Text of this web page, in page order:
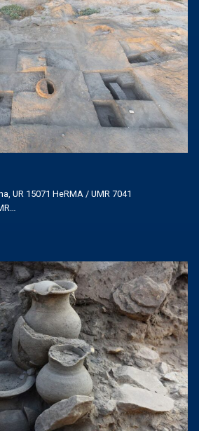
UR 15071 HeRMA / UMR 7041